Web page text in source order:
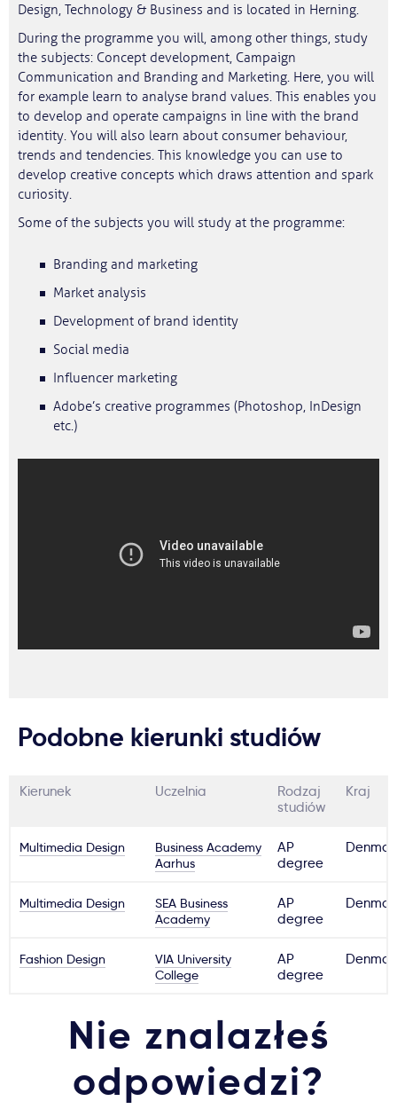
Design, Technology & Business and is located in Herning.
During the programme you will, among other things, study
the subjects: Concept development, Campaign
Communication and Branding and Marketing. Here, you will
for example learn to analyse brand values. This enables you
to develop and operate campaigns in line with the brand
identity. You will also learn about consumer behaviour,
trends and tendencies. This knowledge you can use to
develop creative concepts which draws attention and spark
curiosity.
Some of the subjects you will study at the programme:
Branding and marketing
Market analysis
Development of brand identity
Social media
Influencer marketing
Adobe’s creative programmes (Photoshop, InDesign
etc.)
Podobne kierunki studiów
Kierunek Uczelnia
Rodzaj
studiów
Kraj
Multimedia Design
Business Academy
Aarhus
AP
degree
Multimedia Design
SEA Business
Academy
AP
degree
Fashion Design
VIA University
College
AP
degree
Nie znalazłeś
odpowiedzi?